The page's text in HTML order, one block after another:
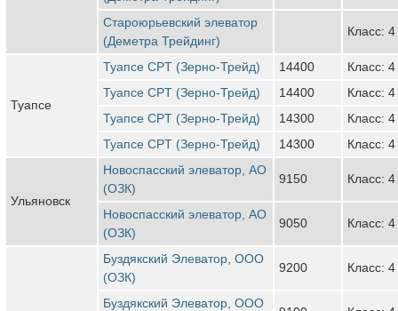
Староюрьевский элеватор
(Деметра Трейдинг)
Класс: 4
Туапсе
Туапсе CPT (Зерно-Трейд) 14400
Класс: 4
Туапсе CPT (Зерно-Трейд)
14400
Класс: 4
Туапсе CPT (Зерно-Трейд)
14300
Класс: 4
Туапсе CPT (Зерно-Трейд)
14300 Класс: 4
Ульяновск
Новоспасский элеватор, АО
(ОЗК)
9150 Класс: 4
Новоспасский элеватор, АО
(ОЗК)
9050 Класс: 4
Буздякский Элеватор, ООО
(ОЗК)
9200 Класс: 4
Буздякский Элеватор, ООО